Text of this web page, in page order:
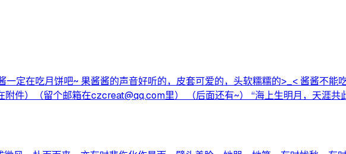
定在吃月饼吧~ 果酱酱的声音好听的，皮套可爱的，头软糯糯的>_< 酱酱不能
件）（留个邮箱在czcreat@qq.com里） （后面还有~） “海上生明月，天涯